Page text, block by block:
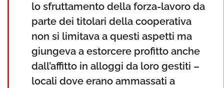
lo sfruttamento della forza-lavoro da
parte dei titolari della cooperativa
non si limitava a questi aspetti ma
giungeva a estorcere profitto anche
dall’affitto in alloggi da loro gestiti –
locali dove erano ammassati a